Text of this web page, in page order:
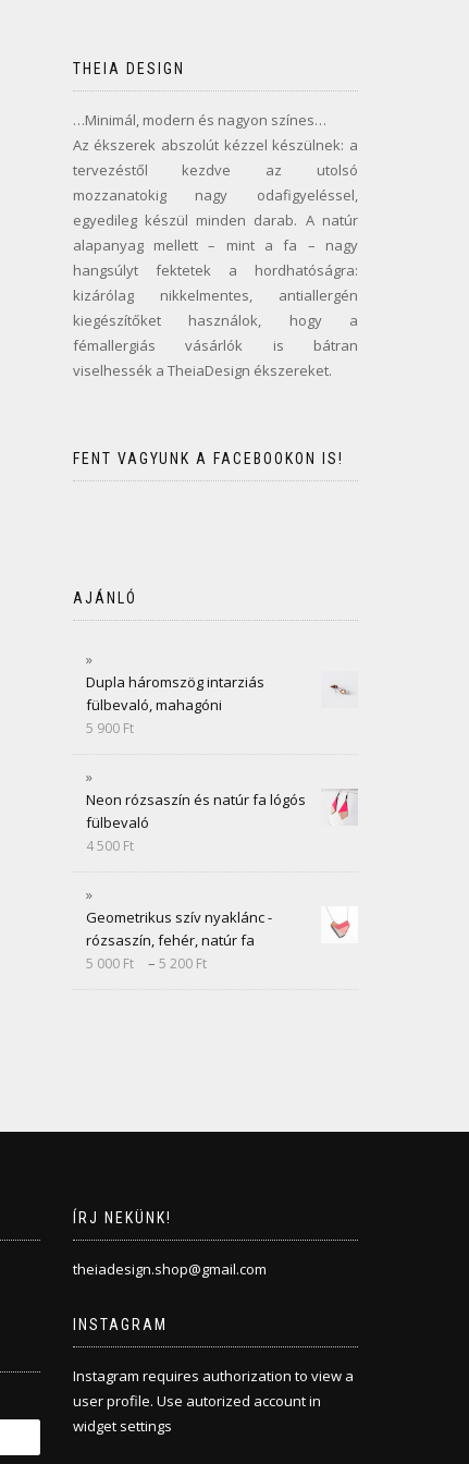
THEIA DESIGN
…Minimál, modern és nagyon színes…
Az ékszerek abszolút kézzel készülnek: a
tervezéstől kezdve az utolsó
mozzanatokig nagy odafigyeléssel,
egyedileg készül minden darab. A natúr
alapanyag mellett – mint a fa – nagy
hangsúlyt fektetek a hordhatóságra:
kizárólag nikkelmentes, antiallergén
kiegészítőket használok, hogy a
fémallergiás vásárlók is bátran
viselhessék a TheiaDesign ékszereket.
FENT VAGYUNK A FACEBOOKON IS!
AJÁNLÓ
Dupla háromszög intarziás
fülbevaló, mahagóni
5 900 Ft
Neon rózsaszín és natúr fa lógós
fülbevaló
4 500 Ft
Geometrikus szív nyaklánc -
rózsaszín, fehér, natúr fa
5 000 Ft – 5 200 Ft
ÍRJ NEKÜNK!
theiadesign.shop@gmail.com
INSTAGRAM
Instagram requires authorization to view a
user profile. Use autorized account in
widget settings